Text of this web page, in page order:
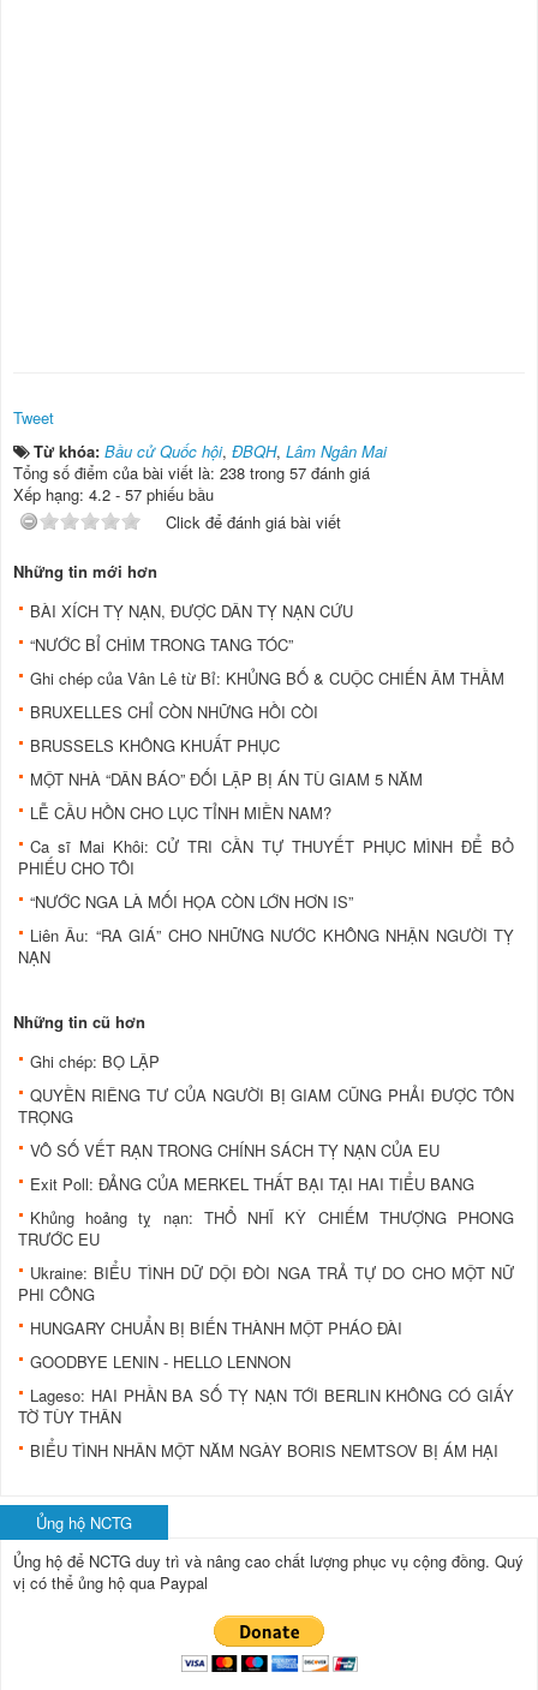
Tweet
Từ khóa: Bầu cử Quốc hội, ĐBQH, Lâm Ngân Mai
Tổng số điểm của bài viết là: 238 trong 57 đánh giá
Xếp hạng: 4.2 - 57 phiếu bầu
Click để đánh giá bài viết
Những tin mới hơn
BÀI XÍCH TỴ NẠN, ĐƯỢC DÂN TỴ NẠN CỨU
“NƯỚC BỈ CHÌM TRONG TANG TÓC”
Ghi chép của Vân Lê từ Bỉ: KHỦNG BỐ & CUỘC CHIẾN ÂM THẦM
BRUXELLES CHỈ CÒN NHỮNG HỒI CÒI
BRUSSELS KHÔNG KHUẤT PHỤC
MỘT NHÀ “DÂN BÁO” ĐỐI LẬP BỊ ÁN TÙ GIAM 5 NĂM
LỄ CẦU HỒN CHO LỤC TỈNH MIỀN NAM?
Ca sĩ Mai Khôi: CỬ TRI CẦN TỰ THUYẾT PHỤC MÌNH ĐỂ BỎ
PHIẾU CHO TÔI
“NƯỚC NGA LÀ MỐI HỌA CÒN LỚN HƠN IS”
Liên Âu: “RA GIÁ” CHO NHỮNG NƯỚC KHÔNG NHẬN NGƯỜI TỴ
NẠN
Những tin cũ hơn
Ghi chép: BỌ LẬP
QUYỀN RIÊNG TƯ CỦA NGƯỜI BỊ GIAM CŨNG PHẢI ĐƯỢC TÔN
TRỌNG
VÔ SỐ VẾT RẠN TRONG CHÍNH SÁCH TỴ NẠN CỦA EU
Exit Poll: ĐẢNG CỦA MERKEL THẤT BẠI TẠI HAI TIỂU BANG
Khủng hoảng tỵ nạn: THỔ NHĨ KỲ CHIẾM THƯỢNG PHONG
TRƯỚC EU
Ukraine: BIỂU TÌNH DỮ DỘI ĐÒI NGA TRẢ TỰ DO CHO MỘT NỮ
PHI CÔNG
HUNGARY CHUẨN BỊ BIẾN THÀNH MỘT PHÁO ĐÀI
GOODBYE LENIN - HELLO LENNON
Lageso: HAI PHẦN BA SỐ TỴ NẠN TỚI BERLIN KHÔNG CÓ GIẤY
TỜ TÙY THÂN
BIỂU TÌNH NHÂN MỘT NĂM NGÀY BORIS NEMTSOV BỊ ÁM HẠI
Ủng hộ NCTG
Ủng hộ để NCTG duy trì và nâng cao chất lượng phục vụ cộng đồng. Quý
vị có thể ủng hộ qua Paypal